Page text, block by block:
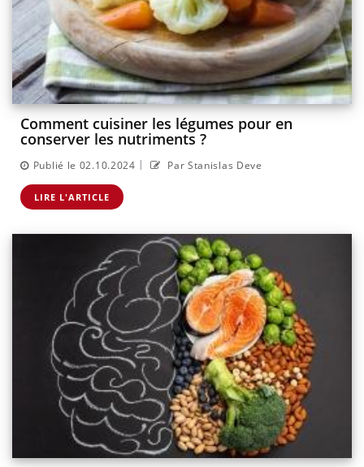
Comment cuisiner les légumes pour en
conserver les nutriments ?
Publié le 02.10.2024 | Par Stanislas Deve
LIRE L'ARTICLE